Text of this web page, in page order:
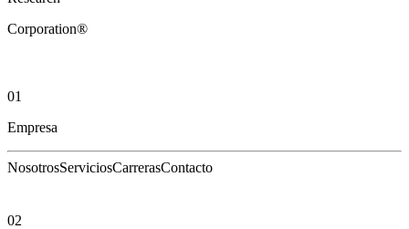
Corporation®
01
Empresa
NosotrosServiciosCarrerasContacto
02